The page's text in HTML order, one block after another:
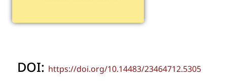
DOI: https://doi.org/10.14483/23464712.5305